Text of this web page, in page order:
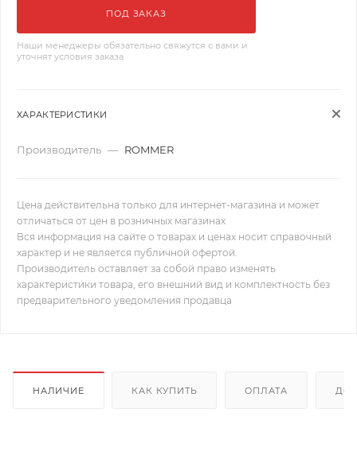
ПОД ЗАКАЗ
Наши менеджеры обязательно свяжутся с вами и
уточнят условия заказа
ХАРАКТЕРИСТИКИ
Производитель — ROMMER
Цена действительна только для интернет-магазина и может
отличаться от цен в розничных магазинах
Вся информация на сайте о товарах и ценах носит справочный
характер и не является публичной офертой.
Производитель оставляет за собой право изменять
характеристики товара, его внешний вид и комплектность без
предварительного уведомления продавца
НАЛИЧИЕ КАК КУПИТЬ ОПЛАТА